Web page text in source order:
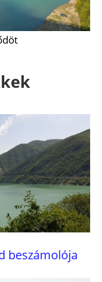
beszámolója